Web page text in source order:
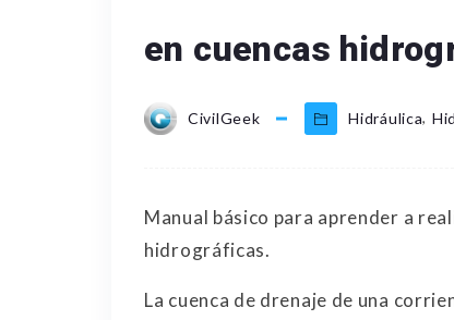
en cuencas
CivilGeek Hidráulica,
Manual básico para aprender a
hidrográficas.
La cuenca de drenaje de una